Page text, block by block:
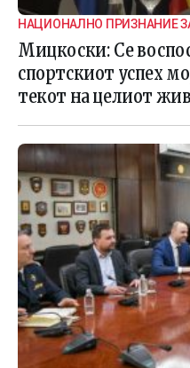
НАЦИОНАЛНО ПРИЗНАНИЕ
Мицкоски: Се
спортскиот успех
текот на целиот